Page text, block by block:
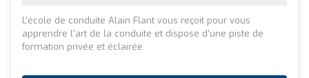
L’école de conduite Alain Flant vous reçoit pour vous
apprendre l'art de la conduite et dispose d'une piste de
formation privée et éclairée.